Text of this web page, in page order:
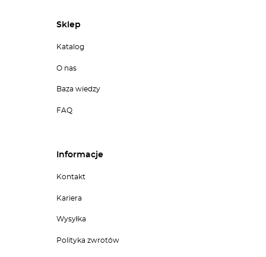
Sklep
Katalog
O nas
Baza wiedzy
FAQ
Informacje
Kontakt
Kariera
Wysyłka
Polityka zwrotów